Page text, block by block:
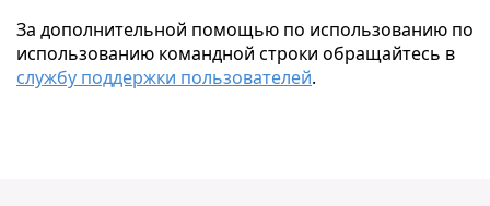
За дополнительной помощью по использованию по
использованию командной строки обращайтесь в
службу поддержки пользователей.